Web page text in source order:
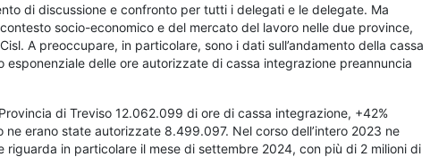
di discussione e confronto per tutti i delegati e le delegate. Ma
socio-economico e del mercato del lavoro nelle due province,
A preoccupare, in particolare, sono i dati sull’andamento della cassa
delle ore autorizzate di cassa integrazione preannuncia
di Treviso 12.062.099 di ore di cassa integrazione, +42%
ne erano state autorizzate 8.499.097. Nel corso dell’intero 2023 ne
in particolare il mese di settembre 2024, con più di 2 milioni di